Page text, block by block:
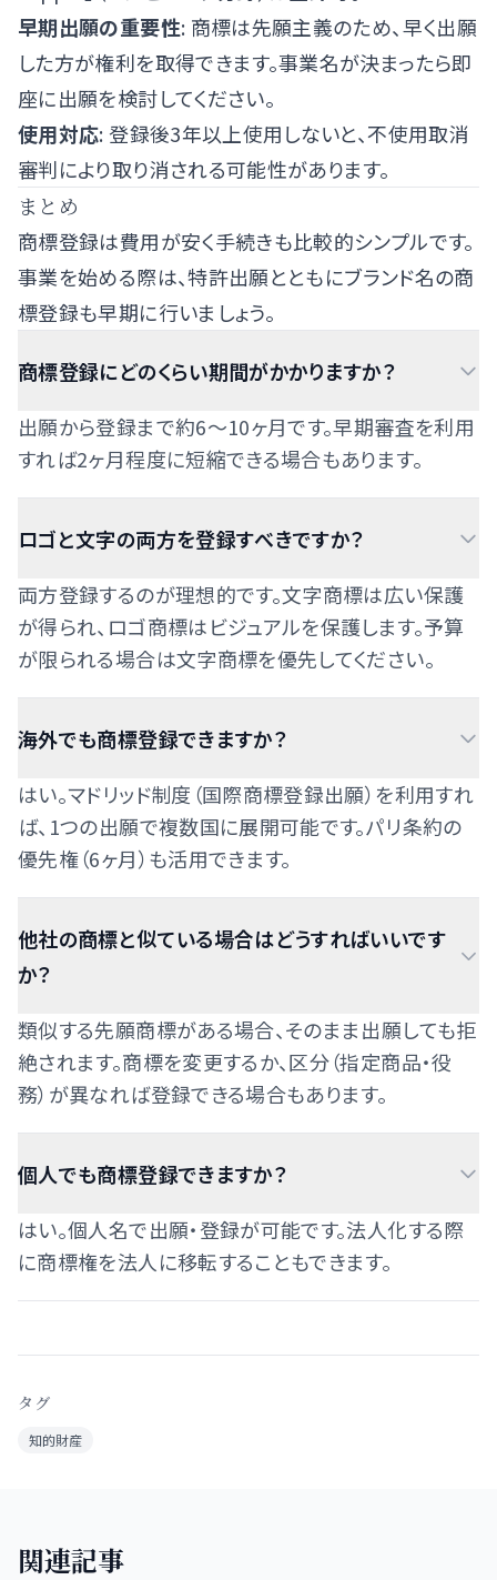
早期出願の重要性: 商標は先願主義のため、早く出願
した方が権利を取得できます。事業名が決まったら即
座に出願を検討してください。
使用対応: 登録後3年以上使用しないと、不使用取消
審判により取り消される可能性があります。
まとめ
商標登録は費用が安く手続きも比較的シンプルです。
事業を始める際は、特許出願とともにブランド名の商
標登録も早期に行いましょう。
商標登録にどのくらい期間がかかりますか？
出願から登録まで約6〜10ヶ月です。早期審査を利用
すれば2ヶ月程度に短縮できる場合もあります。
ロゴと文字の両方を登録すべきですか？
両方登録するのが理想的です。文字商標は広い保護
が得られ、ロゴ商標はビジュアルを保護します。予算
が限られる場合は文字商標を優先してください。
海外でも商標登録できますか？
はい。マドリッド制度（国際商標登録出願）を利用すれ
ば、1つの出願で複数国に展開可能です。パリ条約の
優先権（6ヶ月）も活用できます。
他社の商標と似ている場合はどうすればいいです
か？
類似する先願商標がある場合、そのまま出願しても拒
絶されます。商標を変更するか、区分（指定商品・役
務）が異なれば登録できる場合もあります。
個人でも商標登録できますか？
はい。個人名で出願・登録が可能です。法人化する際
に商標権を法人に移転することもできます。
タグ
知的財産
関連記事